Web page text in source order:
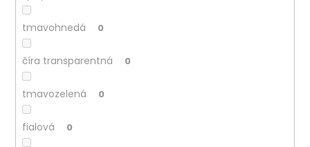
tmavohnedá 0
číra transparentná 0
tmavozelená 0
fialová 0